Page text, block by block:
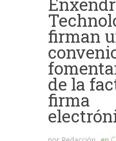
firman
de la
firma